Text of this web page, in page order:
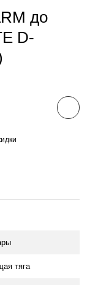
до
D-
тяга